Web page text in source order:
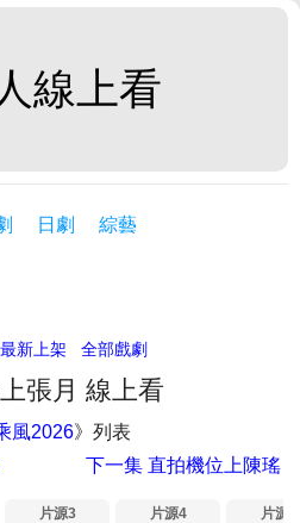
線上看
日劇 綜藝
最新上架 全部戲劇
張月 線上看
風2026》列表
下一集直拍機位上陳瑤
片源3
片源4
片源5